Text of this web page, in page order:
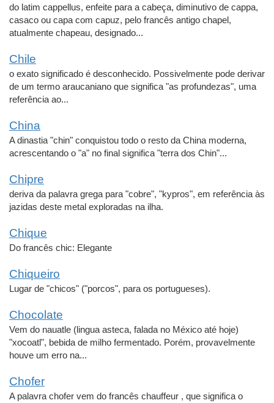
do latim cappellus, enfeite para a cabeça, diminutivo de cappa,
casaco ou capa com capuz, pelo francês antigo chapel,
atualmente chapeau, designado...
Chile
o exato significado é desconhecido. Possivelmente pode derivar
de um termo araucaniano que significa "as profundezas", uma
referência ao...
China
A dinastia "chin" conquistou todo o resto da China moderna,
acrescentando o "a" no final significa "terra dos Chin"...
Chipre
deriva da palavra grega para "cobre", "kypros", em referência às
jazidas deste metal exploradas na ilha.
Chique
Do francês chic: Elegante
Chiqueiro
Lugar de "chicos" ("porcos", para os portugueses).
Chocolate
Vem do nauatle (lingua asteca, falada no México até hoje)
"xocoatl", bebida de milho fermentado. Porém, provavelmente
houve um erro na...
Chofer
A palavra chofer vem do francês chauffeur , que significa o